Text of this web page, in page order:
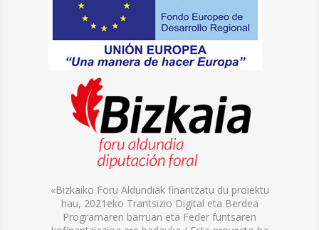
«Bizkaiko Foru Aldundiak finantzatu du proiektu
hau, 2021eko Trantsizio Digital eta Berdea
Programaren barruan eta Feder funtsaren